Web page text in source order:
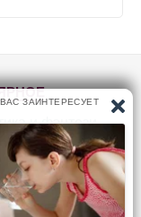
и фэнтези
триллеры